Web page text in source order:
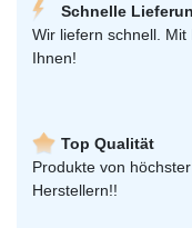
Schnelle
Wir liefern schnell.
Ihnen!
Top Qualität
Produkte von
Herstellern!!